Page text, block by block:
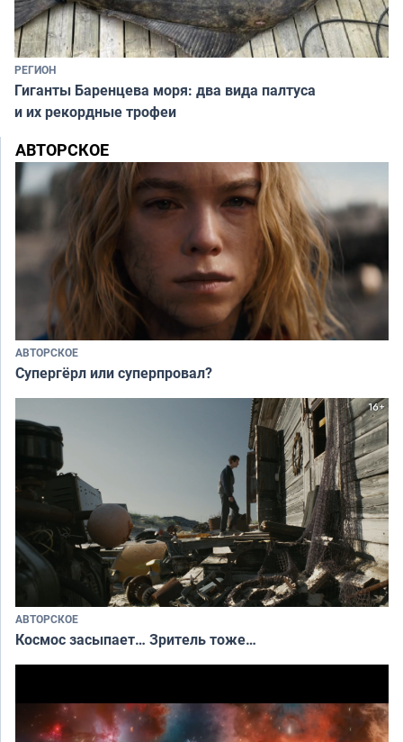
РЕГИОН
Гиганты Баренцева моря: два вида палтуса
и их рекордные трофеи
АВТОРСКОЕ
АВТОРСКОЕ
Супергёрл или суперпровал?
АВТОРСКОЕ
Космос засыпает… Зритель тоже…